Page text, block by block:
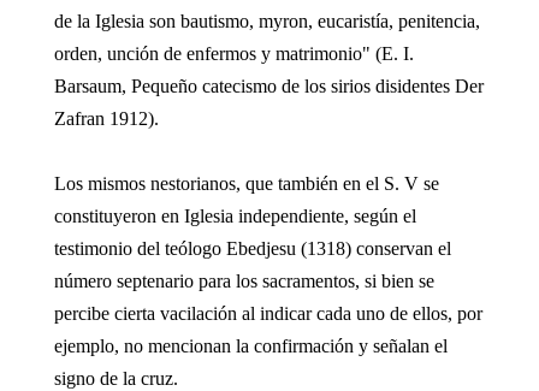
de la Iglesia son bautismo, myron, eucaristía, penitencia,
orden, unción de enfermos y matrimonio" (E. I.
Barsaum, Pequeño catecismo de los sirios disidentes Der
Zafran 1912).
Los mismos nestorianos, que también en el S. V se
constituyeron en Iglesia independiente, según el
testimonio del teólogo Ebedjesu (1318) conservan el
número septenario para los sacramentos, si bien se
percibe cierta vacilación al indicar cada uno de ellos, por
ejemplo, no mencionan la confirmación y señalan el
signo de la cruz.